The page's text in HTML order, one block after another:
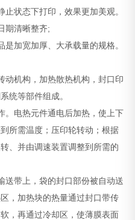
状态下打印，效果更加美观。
清晰整齐;
加宽加厚、大承载量的规格。
机构，加热散热机构，封口印
统等部件组成。
电热元件通电后加热，使上下
所需温度；压印轮转动；根据
、并由调速装置调整到所需的
带上，袋的封口部份被自动送
，加热块的热量通过封口带传
，再通过冷却区，使薄膜表面